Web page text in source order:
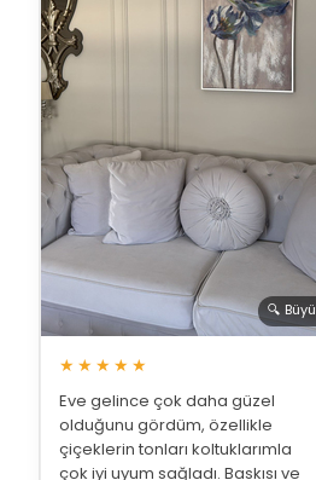
🔍
★★★★★
Eve gelince çok daha güzel
olduğunu gördüm, özellikle
çiçeklerin tonları koltuklarımla
çok iyi uyum sağladı. Baskısı ve